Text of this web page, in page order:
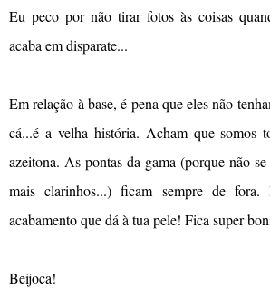
Eu peco por não tirar fotos às coisas
acaba em disparate...
Em relação à base, é pena que eles não
cá...é a velha história. Acham que somos
azeitona. As pontas da gama (porque não
mais clarinhos...) ficam sempre de
acabamento que dá à tua pele! Fica super
Beijoca!